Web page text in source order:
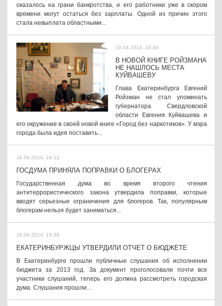
оказалось на грани банкротства, и его работники уже в скором
времени могут остаться без зарплаты. Одной из причин этого
стала невыплата областными...
18.04.2014, 16:40
В НОВОЙ КНИГЕ РОЙЗМАНА
НЕ НАШЛОСЬ МЕСТА
КУЙВАШЕВУ
Глава Екатеринбурга Евгений
Ройзман не стал упоминать
губернатора Свердловской
области Евгения Куйвашева и
его окружение в своей новой книге «Город без наркотиков». У мэра
города была идея поставить...
18.04.2014, 16:12
ГОСДУМА ПРИНЯЛА ПОПРАВКИ О БЛОГЕРАХ
Государственная дума во время второго чтения
антитеррористического закона утвердила поправки, которые
вводят серьезные ограничения для блогеров. Так, популярным
блогерам нельзя будет заниматься...
18.04.2014, 15:38
ЕКАТЕРИНБУРЖЦЫ УТВЕРДИЛИ ОТЧЕТ О БЮДЖЕТЕ
В Екатеринбурге прошли публичные слушания об исполнении
бюджета за 2013 год. За документ проголосовали почти все
участники слушаний, теперь его должна рассмотреть городская
дума. Слушания прошли...